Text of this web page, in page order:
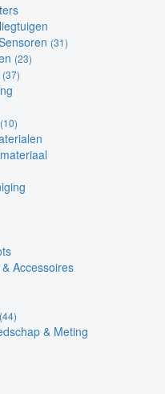
(31)
(23)
(37)
(10)
Accessoires
(44)
& Meting